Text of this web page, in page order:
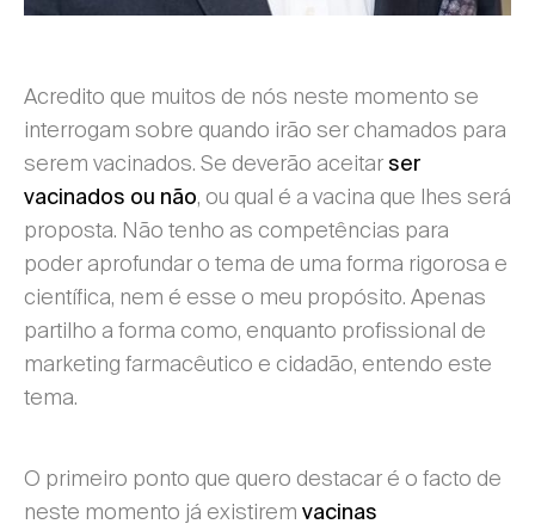
Acredito que muitos de nós neste momento se
interrogam sobre quando irão ser chamados para
serem vacinados. Se deverão aceitar ser
vacinados ou não, ou qual é a vacina que lhes será
proposta. Não tenho as competências para
poder aprofundar o tema de uma forma rigorosa e
científica, nem é esse o meu propósito. Apenas
partilho a forma como, enquanto profissional de
marketing farmacêutico e cidadão, entendo este
tema.
O primeiro ponto que quero destacar é o facto de
neste momento já existirem vacinas